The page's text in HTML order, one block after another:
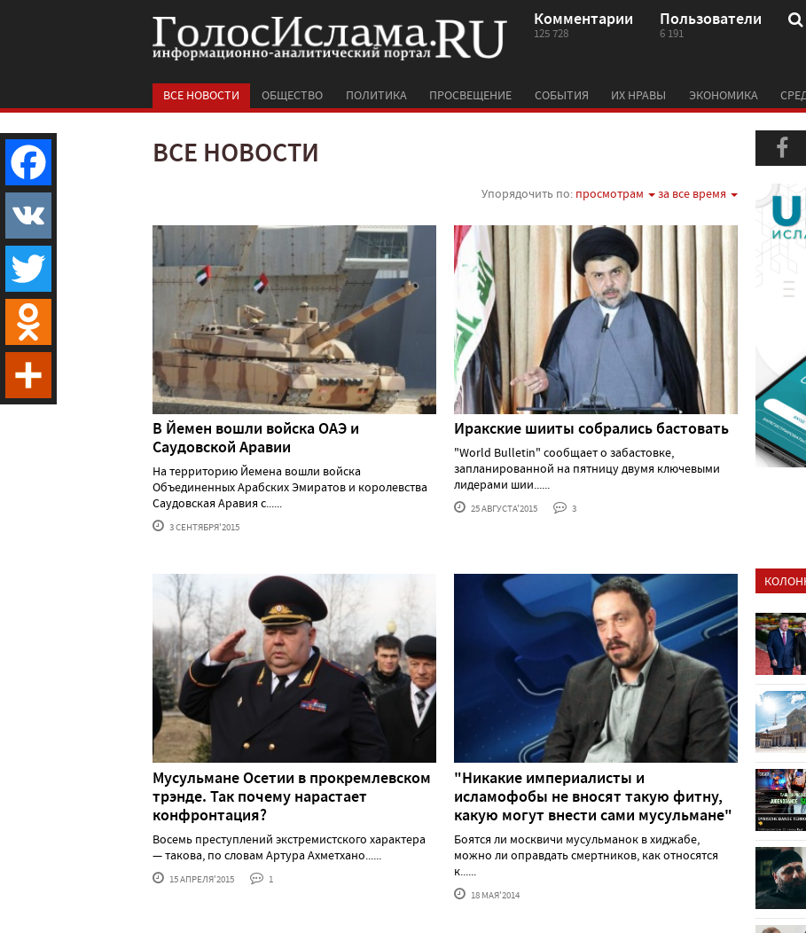
Комментарии
125 728
Пользователи
6 191
ВСЕ НОВОСТИ ОБЩЕСТВО ПОЛИТИКА ПРОСВЕЩЕНИЕ СОБЫТИЯ ИХ НРАВЫ ЭКОНОМИКА
ВСЕ НОВОСТИ
Упорядочить по: просмотрам за все время
В Йемен вошли войска ОАЭ и
Саудовской Аравии
На территорию Йемена вошли войска
Объединенных Арабских Эмиратов и королевства
Саудовская Аравия с......
3 СЕНТЯБРЯ'2015
Иракские шииты собрались бастовать
"World Bulletin" сообщает о забастовке,
запланированной на пятницу двумя ключевыми
лидерами шии......
25 АВГУСТА'2015 3
Мусульмане Осетии в прокремлевском
трэнде. Так почему нарастает
конфронтация?
Восемь преступлений экстремистского характера
— такова, по словам Артура Ахметхано......
15 АПРЕЛЯ'2015 1
"Никакие империалисты и
исламофобы не вносят такую фитну,
какую могут внести сами мусульмане"
Боятся ли москвичи мусульманок в хиджабе,
можно ли оправдать смертников, как относятся
к......
18 МАЯ'2014
Facebook
VK
Twitter
Odnoklassniki